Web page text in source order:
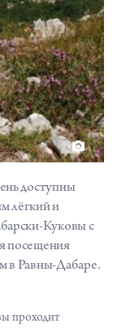
доступны
лёгкий и
Куковы с
посещения
в Равны-Дабаре.
проходит